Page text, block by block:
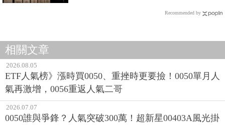
Recommended by
相關文章
2026.08.05
ETF人氣榜》漲時買0050、重挫時更要撿！0050單月人
氣再激增，0056重返人氣二哥
2026.07.07
0050誰與爭鋒？人氣突破300萬！超新星00403A風光掛